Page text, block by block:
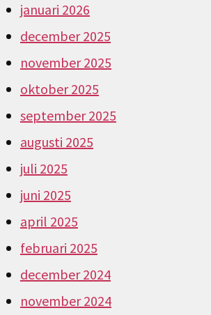
januari 2026
december 2025
november 2025
oktober 2025
september 2025
augusti 2025
juli 2025
juni 2025
april 2025
februari 2025
december 2024
november 2024